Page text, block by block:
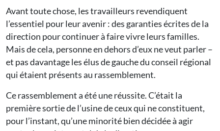
Avant toute chose, les travailleurs revendiquent
l’essentiel pour leur avenir : des garanties écrites de la
direction pour continuer à faire vivre leurs familles.
Mais de cela, personne en dehors d’eux ne veut parler –
et pas davantage les élus de gauche du conseil régional
qui étaient présents au rassemblement.
Ce rassemblement a été une réussite. C’était la
première sortie de l’usine de ceux qui ne constituent,
pour l’instant, qu’une minorité bien décidée à agir